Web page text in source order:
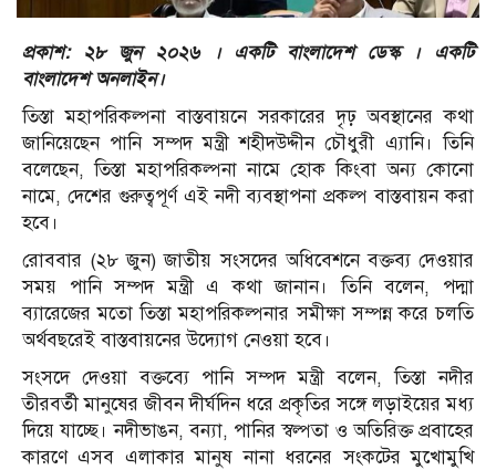
প্রকাশ: ২৮ জুন ২০২৬ । একটি বাংলাদেশ ডেস্ক । একটি
বাংলাদেশ অনলাইন।
তিস্তা মহাপরিকল্পনা বাস্তবায়নে সরকারের দৃঢ় অবস্থানের কথা
জানিয়েছেন পানি সম্পদ মন্ত্রী শহীদউদ্দীন চৌধুরী এ্যানি। তিনি
বলেছেন, তিস্তা মহাপরিকল্পনা নামে হোক কিংবা অন্য কোনো
নামে, দেশের গুরুত্বপূর্ণ এই নদী ব্যবস্থাপনা প্রকল্প বাস্তবায়ন করা
হবে।
রোববার (২৮ জুন) জাতীয় সংসদের অধিবেশনে বক্তব্য দেওয়ার
সময় পানি সম্পদ মন্ত্রী এ কথা জানান। তিনি বলেন, পদ্মা
ব্যারেজের মতো তিস্তা মহাপরিকল্পনার সমীক্ষা সম্পন্ন করে চলতি
অর্থবছরেই বাস্তবায়নের উদ্যোগ নেওয়া হবে।
সংসদে দেওয়া বক্তব্যে পানি সম্পদ মন্ত্রী বলেন, তিস্তা নদীর
তীরবর্তী মানুষের জীবন দীর্ঘদিন ধরে প্রকৃতির সঙ্গে লড়াইয়ের মধ্য
দিয়ে যাচ্ছে। নদীভাঙন, বন্যা, পানির স্বল্পতা ও অতিরিক্ত প্রবাহের
কারণে এসব এলাকার মানুষ নানা ধরনের সংকটের মুখোমুখি